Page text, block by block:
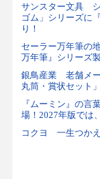
サンスター文具 シ
ゴム」シリーズに
り！
セーラー万年筆の
万年筆』シリーズ
銀鳥産業 老舗メー
丸筒・賞状セット
『ムーミン』の言
場！2027年版では
コクヨ 一生つか